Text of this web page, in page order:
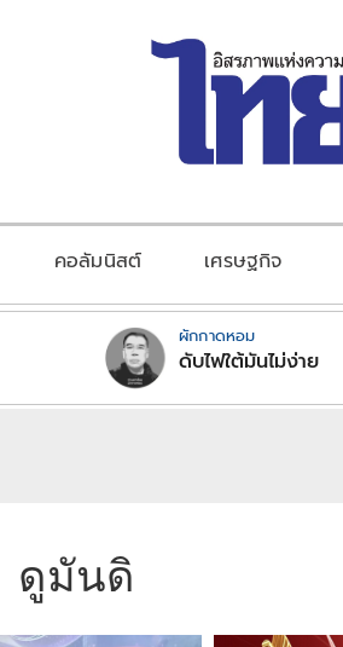
คอลัมนิสต์ เศรษฐกิจ
ผักกาดหอม
ดับไฟใต้มันไม่ง่าย
ดูมันดิ